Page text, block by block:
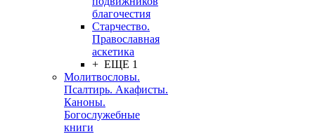
благочестия
Старчество.
Православная
аскетика
+ ЕЩЕ 1
Молитвословы.
Псалтирь. Акафисты.
Каноны.
Богослужебные
книги